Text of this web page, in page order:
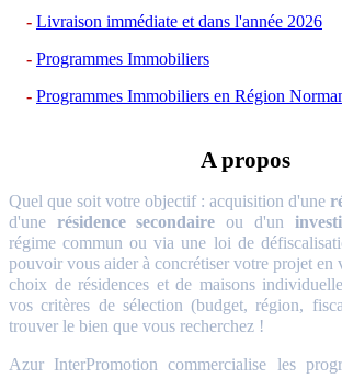
Livraison immédiate et dans l'année 2026
Programmes Immobiliers
Programmes Immobiliers en Région
A propos
Quel que soit votre objectif : acquisition d'une
d'une résidence secondaire ou d'un
régime commun ou via une loi de
pouvoir vous aider à concrétiser votre projet en
choix de résidences et de maisons
vos critères de sélection (budget, région,
trouver le bien que vous recherchez !
Azur InterPromotion commercialise les